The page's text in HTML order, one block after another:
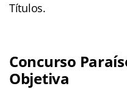
Títulos.
Concurso
Objetiva